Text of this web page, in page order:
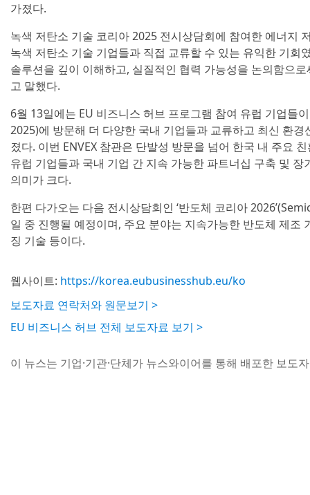
가졌다.
녹색 저탄소 기술 코리아 2025 전시상담회에 참여한 에너지
녹색 저탄소 기술 기업들과 직접 교류할 수 있는 유익한 기
솔루션을 깊이 이해하고, 실질적인 협력 가능성을 논의함으
고 말했다.
6월 13일에는 EU 비즈니스 허브 프로그램 참여 유럽 기업들
2025)에 방문해 더 다양한 국내 기업들과 교류하고 최신 환
졌다. 이번 ENVEX 참관은 단발성 방문을 넘어 한국 내 주요
유럽 기업들과 국내 기업 간 지속 가능한 파트너십 구축 및
의미가 크다.
한편 다가오는 다음 전시상담회인 ‘반도체 코리아
일 중 진행될 예정이며, 주요 분야는 지속가능한 반도체 제조
징 기술 등이다.
웹사이트: https://korea.eubusinesshub.eu/ko
보도자료 연락처와 원문보기 >
EU 비즈니스 허브 전체 보도자료 보기 >
이 뉴스는 기업·기관·단체가 뉴스와이어를 통해 배포한 보도